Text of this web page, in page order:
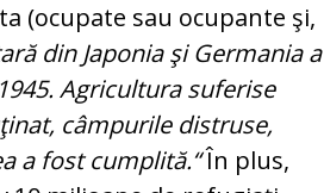
(ocu­pate sau ocupante şi,
din Ja­ponia şi Germania a
Agri­cul­tura suferise
câmpurile dis­truse,
a fost cumplită.“În plus,